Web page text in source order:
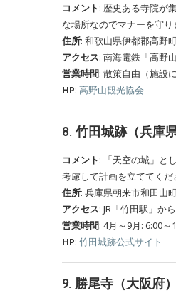
コメント: 歴史ある寺院が
な場所なのでマナーを守り
住所: 和歌山県伊都郡高野
アクセス: 南海電鉄「高野
営業時間: 散策自由（施設
HP: 高野山観光協会
8. 竹田城跡（兵庫県
コメント: 「天空の城」と
考慮して計画を立ててくだ
住所: 兵庫県朝来市和田山
アクセス: JR「竹田駅」か
営業時間: 4月～9月: 6:00
HP: 竹田城跡公式サイト
9. 勝尾寺（大阪府）